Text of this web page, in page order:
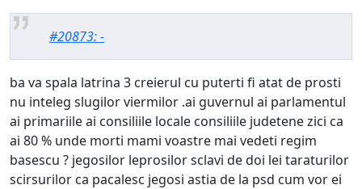
#20873: -
ba va spala latrina 3 creierul cu puterti fi atat de prosti
nu inteleg slugilor viermilor .ai guvernul ai parlamentul
ai primariile ai consiliile locale consiliile judetene zici ca
ai 80 % unde morti mami voastre mai vedeti regim
basescu ? jegosilor leprosilor sclavi de doi lei taraturilor
scirsurilor ca pacalesc jegosi astia de la psd cum vor ei